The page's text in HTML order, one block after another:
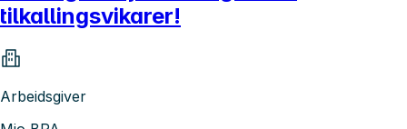
tilkallingsvikarer!
Arbeidsgiver